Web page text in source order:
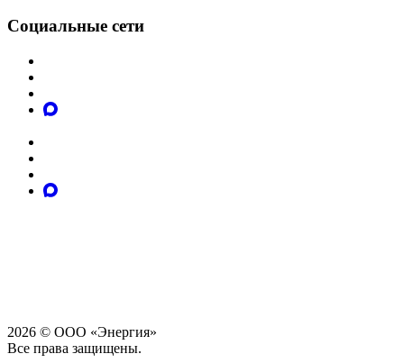
Социальные сети
2026 © ООО «Энергия»
Все права защищены.